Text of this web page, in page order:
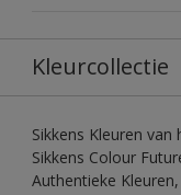
Kleurcollectie
Sikkens Kleuren
Sikkens Colour
Authentieke